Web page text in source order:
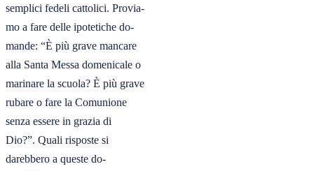
semplici fedeli cattolici. Provia-
mo a fare delle ipotetiche do-
mande: “È più grave mancare
alla Santa Messa domenicale o
marinare la scuola? È più grave
rubare o fare la Comunione
senza essere in grazia di
Dio?”. Quali risposte si
darebbero a queste do-